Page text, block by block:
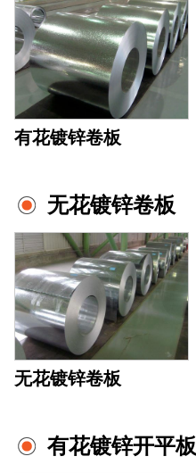
有花镀锌卷板
无花镀锌卷板
无花镀锌卷板
有花镀锌开平板